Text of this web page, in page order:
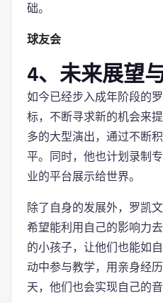
础。
球友会
4、未来展望
如今已经步入成年阶段的
标，不断寻求新的机会来
多的大型演出，通过不断
平。同时，他也计划录制
业的平台展示给世界。
除了自身的发展外，罗凯
希望能利用自己的影响力
的小孩子，让他们也能如
动中参与教学，用亲身经
天，他们也会实现自己的音